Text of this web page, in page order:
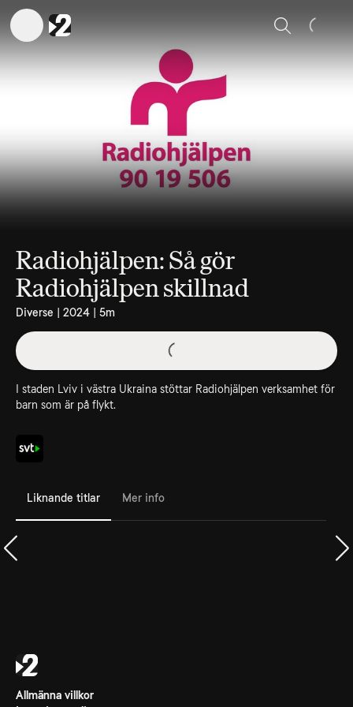
Sök
Radiohjälpen: Så gör
Radiohjälpen skillnad
Diverse | 2024 | 5m
I staden Lviv i västra Ukraina stöttar Radiohjälpen verksamhet för
barn som är på flykt.
Liknande titlar Mer info
Allmänna villkor